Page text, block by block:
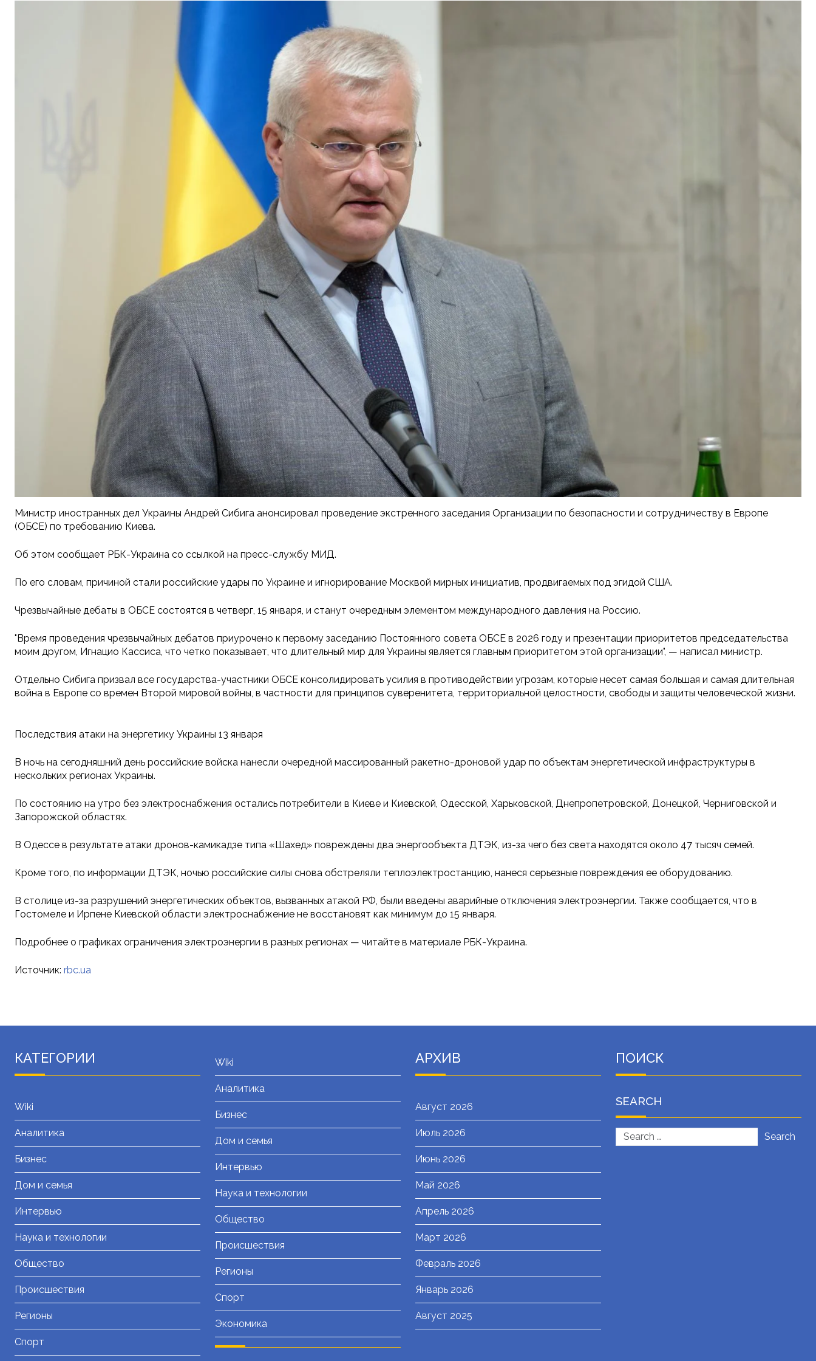
Министр иностранных дел Украины Андрей Сибига анонсировал проведение экстренного заседания Организации по безопасности и сотрудничеству в Европе
(ОБСЕ) по требованию Киева.
Об этом сообщает РБК-Украина со ссылкой на пресс-службу МИД.
По его словам, причиной стали российские удары по Украине и игнорирование Москвой мирных инициатив, продвигаемых под эгидой США.
Чрезвычайные дебаты в ОБСЕ состоятся в четверг, 15 января, и станут очередным элементом международного давления на Россию.
"Время проведения чрезвычайных дебатов приурочено к первому заседанию Постоянного совета ОБСЕ в 2026 году и презентации приоритетов председательства
моим другом, Игнацио Кассиса, что четко показывает, что длительный мир для Украины является главным приоритетом этой организации", — написал министр.
Отдельно Сибига призвал все государства-участники ОБСЕ консолидировать усилия в противодействии угрозам, которые несет самая большая и самая длительная
война в Европе со времен Второй мировой войны, в частности для принципов суверенитета, территориальной целостности, свободы и защиты человеческой жизни.
Последствия атаки на энергетику Украины 13 января
В ночь на сегодняшний день российские войска нанесли очередной массированный ракетно-дроновой удар по объектам энергетической инфраструктуры в
нескольких регионах Украины.
По состоянию на утро без электроснабжения остались потребители в Киеве и Киевской, Одесской, Харьковской, Днепропетровской, Донецкой, Черниговской и
Запорожской областях.
В Одессе в результате атаки дронов-камикадзе типа «Шахед» повреждены два энергообъекта ДТЭК, из-за чего без света находятся около 47 тысяч семей.
Кроме того, по информации ДТЭК, ночью российские силы снова обстреляли теплоэлектростанцию, нанеся серьезные повреждения ее оборудованию.
В столице из-за разрушений энергетических объектов, вызванных атакой РФ, были введены аварийные отключения электроэнергии. Также сообщается, что в
Гостомеле и Ирпене Киевской области электроснабжение не восстановят как минимум до 15 января.
Подробнее о графиках ограничения электроэнергии в разных регионах — читайте в материале РБК-Украина.
Источник: rbc.ua
КАТЕГОРИИ
Wiki
Аналитика
Бизнес
Дом и семья
Интервью
Наука и технологии
Общество
Происшествия
Регионы
Спорт
Wiki
Аналитика
Бизнес
Дом и семья
Интервью
Наука и технологии
Общество
Происшествия
Регионы
Спорт
Экономика
АРХИВ
Август 2026
Июль 2026
Июнь 2026
Май 2026
Апрель 2026
Март 2026
Февраль 2026
Январь 2026
Август 2025
ПОИСК
SEARCH
Search